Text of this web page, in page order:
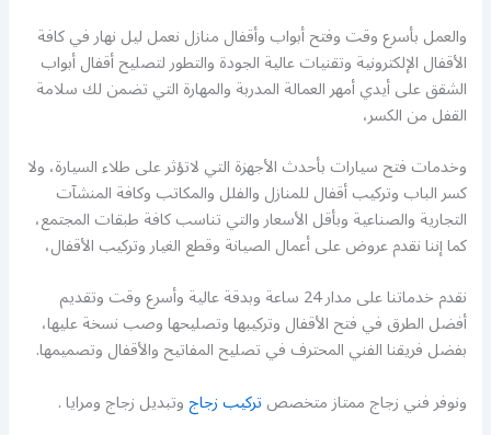
والعمل بأسرع وقت وفتح أبواب وأقفال منازل نعمل ليل نهار في كافة
الأقفال الإلكترونية وتقنيات عالية الجودة والتطور لتصليح أقفال أبواب
الشقق على أيدي أمهر العمالة المدربة والمهارة التي تضمن لك سلامة
القفل من الكسر،
وخدمات فتح سيارات بأحدث الأجهزة التي لاتؤثر على طلاء السيارة، ولا
كسر الباب وتركيب أقفال للمنازل والفلل والمكاتب وكافة المنشآت
التجارية والصناعية وبأقل الأسعار والتي تناسب كافة طبقات المجتمع،
كما إننا نقدم عروض على أعمال الصيانة وقطع الغيار وتركيب الأقفال،
نقدم خدماتنا على مدار 24 ساعة وبدقة عالية وأسرع وقت وتقديم
أفضل الطرق في فتح الأقفال وتركيبها وتصليحها وصب نسخة عليها،
بفضل فريقنا الفني المحترف في تصليح المفاتيح والأقفال وتصميمها.
ونوفر فني زجاج ممتاز متخصصتركيب زجاجوتبديل زجاج ومرايا .